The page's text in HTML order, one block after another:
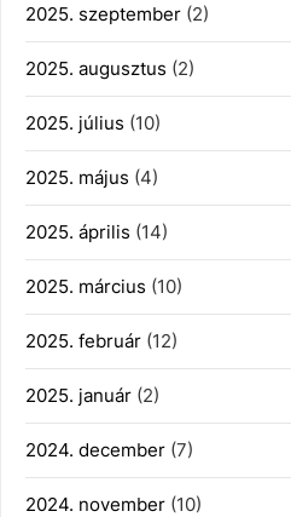
2025. szeptember (2)
2025. augusztus (2)
2025. július (10)
2025. május (4)
2025. április (14)
2025. március (10)
2025. február (12)
2025. január (2)
2024. december (7)
2024. november (10)